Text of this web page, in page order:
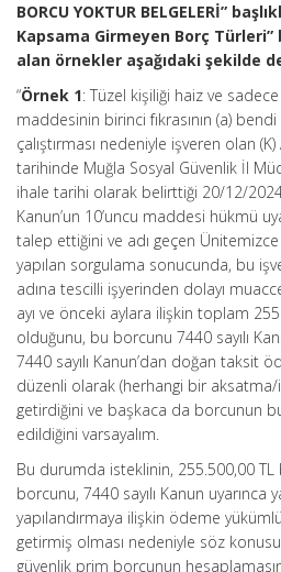
BORCU YOKTUR BELGELERİ”
Kapsama Girmeyen Borç Türleri”
alan örnekler aşağıdaki şekilde
“Örnek 1: Tüzel kişiliği haiz ve sadece
maddesinin birinci fıkrasının (a)
çalıştırması nedeniyle işveren olan
tarihinde Muğla Sosyal Güvenlik İl
ihale tarihi olarak belirttiği 20/12/2024
Kanun’un 10’uncu maddesi hükmü
talep ettiğini ve adı geçen
yapılan sorgulama sonucunda, bu
adına tescilli işyerinden dolayı
ayı ve önceki aylara ilişkin toplam
olduğunu, bu borcunu 7440 sayılı
7440 sayılı Kanun’dan doğan taksit
düzenli olarak (herhangi bir
getirdiğini ve başkaca da borcunun
edildiğini varsayalım.
Bu durumda isteklinin, 255.500,00 TL
borcunu, 7440 sayılı Kanun uyarınca
yapılandırmaya ilişkin ödeme
getirmiş olması nedeniyle söz
güvenlik prim borcunun